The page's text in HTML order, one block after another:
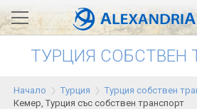
Вход за агенти
АЛЕКСАНДРИЯ хотели
ТУРЦИЯ СОБСТВЕН
Начало Турция Турция собствен
Кемер, Турция със собствен транспорт